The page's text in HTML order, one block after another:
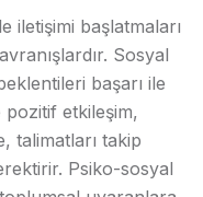
iletişimi başlatmaları
Sosyal
başarı ile
pozitif etkileşim,
talimatları takip
Psiko-sosyal